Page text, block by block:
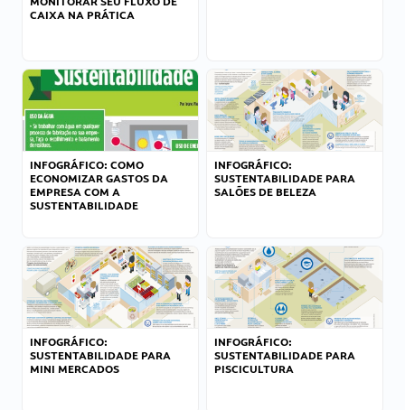
CAIXA NA PRÁTICA
INFOGRÁFICO: COMO
ECONOMIZAR GASTOS DA
EMPRESA COM A
SUSTENTABILIDADE
INFOGRÁFICO:
SUSTENTABILIDADE PARA
SALÕES DE BELEZA
INFOGRÁFICO:
SUSTENTABILIDADE PARA
MINI MERCADOS
INFOGRÁFICO:
SUSTENTABILIDADE PARA
PISCICULTURA